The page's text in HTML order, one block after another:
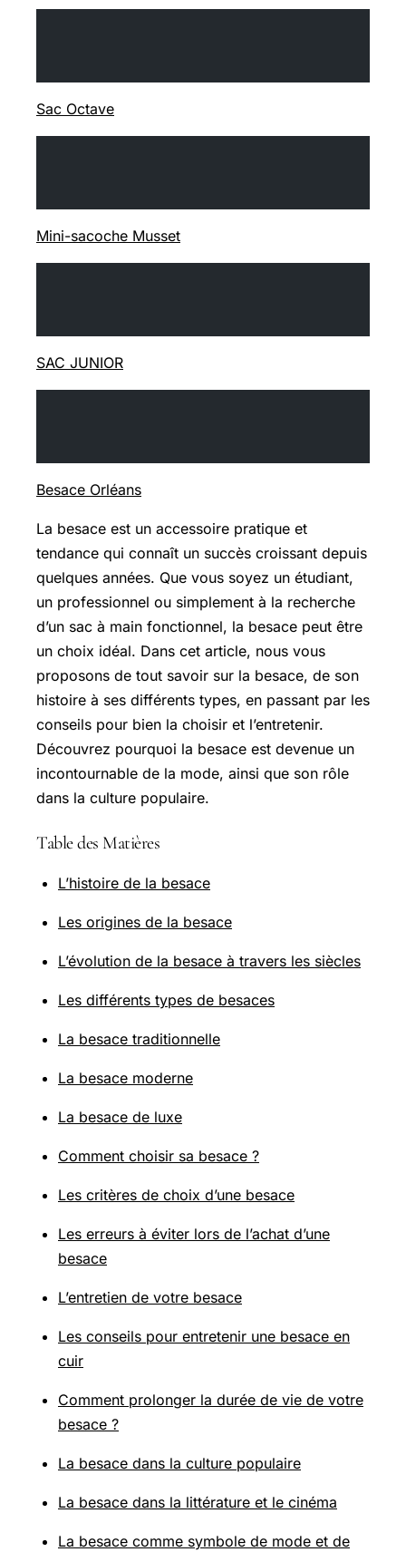
Sac Octave
Mini-sacoche Musset
SAC JUNIOR
Besace Orléans
La besace est un accessoire pratique et
tendance qui connaît un succès croissant depuis
quelques années. Que vous soyez un étudiant,
un professionnel ou simplement à la recherche
d’un sac à main fonctionnel, la besace peut être
un choix idéal. Dans cet article, nous vous
proposons de tout savoir sur la besace, de son
histoire à ses différents types, en passant par les
conseils pour bien la choisir et l’entretenir.
Découvrez pourquoi la besace est devenue un
incontournable de la mode, ainsi que son rôle
dans la culture populaire.
Table des Matières
L’histoire de la besace
Les origines de la besace
L’évolution de la besace à travers les siècles
Les différents types de besaces
La besace traditionnelle
La besace moderne
La besace de luxe
Comment choisir sa besace ?
Les critères de choix d’une besace
Les erreurs à éviter lors de l’achat d’une
besace
L’entretien de votre besace
Les conseils pour entretenir une besace en
cuir
Comment prolonger la durée de vie de votre
besace ?
La besace dans la culture populaire
La besace dans la littérature et le cinéma
La besace comme symbole de mode et de